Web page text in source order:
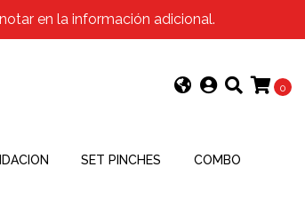
en la información adicional.
0
SET PINCHES COMBO